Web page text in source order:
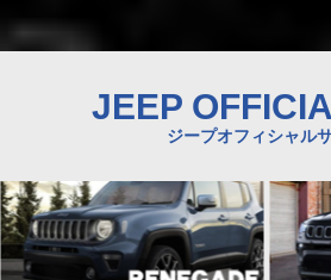
JEEP
ジープオフィシャル